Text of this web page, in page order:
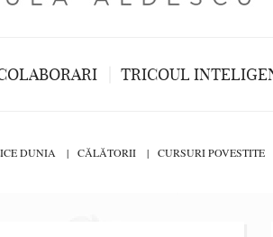
TRICOUL
DUNIA CĂLĂTORII CURSURI POVESTITE